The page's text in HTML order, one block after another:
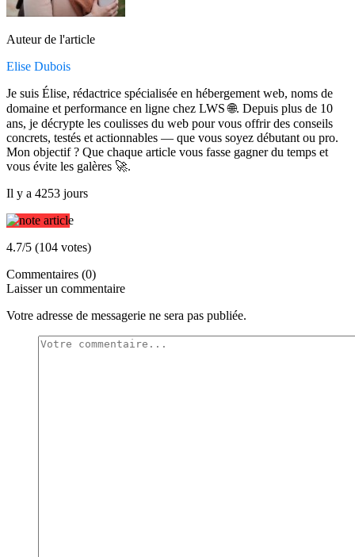
Auteur de l'article
Elise Dubois
Je suis Élise, rédactrice spécialisée en hébergement web, noms de
domaine et performance en ligne chez LWS 🌐. Depuis plus de 10
ans, je décrypte les coulisses du web pour vous offrir des conseils
concrets, testés et actionnables — que vous soyez débutant ou pro.
Mon objectif ? Que chaque article vous fasse gagner du temps et
vous évite les galères 🚀.
Il y a 4253 jours
4.7/5 (104 votes)
Commentaires (0)
Laisser un commentaire
Votre adresse de messagerie ne sera pas publiée.